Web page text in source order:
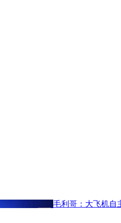
毛利哥：大飞机自